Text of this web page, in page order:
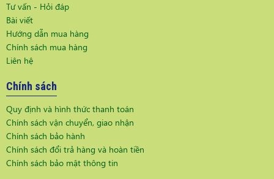
Tư vấn - Hỏi đáp
Bài viết
Hướng dẫn mua hàng
Chính sách mua hàng
Liên hệ
Chính sách
Quy định và hình thức thanh toán
Chính sách vận chuyển, giao nhận
Chính sách bảo hành
Chính sách đổi trả hàng và hoàn tiền
Chính sách bảo mật thông tin